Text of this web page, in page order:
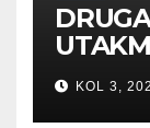
KOL 3,